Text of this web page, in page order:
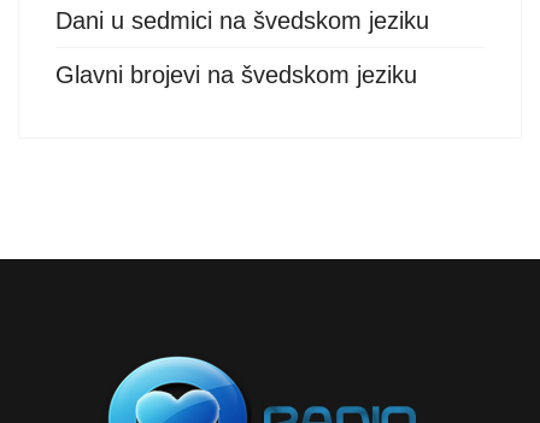
Dani u sedmici na švedskom jeziku
Glavni brojevi na švedskom jeziku